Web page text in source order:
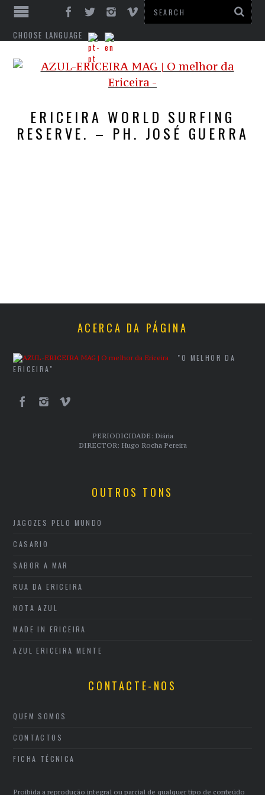
CHOOSE LANGUAGE
ERICEIRA WORLD SURFING
RESERVE. – PH. JOSÉ GUERRA
ACERCA DA PÁGINA
"O MELHOR DA
ERICEIRA"
PERIODICIDADE: Diária
DIRECTOR: Hugo Rocha Pereira
OUTROS TONS
JAGOZES PELO MUNDO
CASARIO
SABOR A MAR
RUA DA ERICEIRA
NOTA AZUL
MADE IN ERICEIRA
AZUL ERICEIRA MENTE
CONTACTE-NOS
QUEM SOMOS
CONTACTOS
FICHA TÉCNICA
Proibida a reprodução integral ou parcial de qualquer tipo de conteúdo